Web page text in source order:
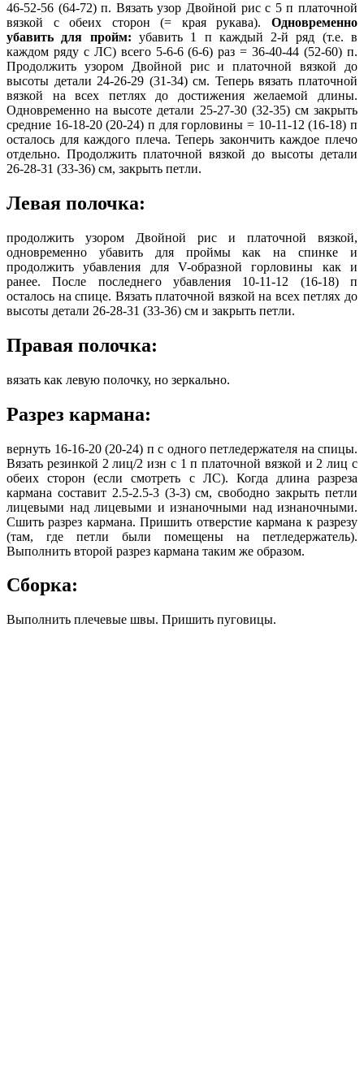
46-52-56 (64-72) п. Вязать узор Двойной рис с 5 п платочной
вязкой с обеих сторон (= края рукава). Одновременно
убавить для пройм: убавить 1 п каждый 2-й ряд (т.е. в
каждом ряду с ЛС) всего 5-6-6 (6-6) раз = 36-40-44 (52-60) п.
Продолжить узором Двойной рис и платочной вязкой до
высоты детали 24-26-29 (31-34) см. Теперь вязать платочной
вязкой на всех петлях до достижения желаемой длины.
Одновременно на высоте детали 25-27-30 (32-35) см закрыть
средние 16-18-20 (20-24) п для горловины = 10-11-12 (16-18) п
осталось для каждого плеча. Теперь закончить каждое плечо
отдельно. Продолжить платочной вязкой до высоты детали
26-28-31 (33-36) см, закрыть петли.
Левая полочка:
продолжить узором Двойной рис и платочной вязкой,
одновременно убавить для проймы как на спинке и
продолжить убавления для V-образной горловины как и
ранее. После последнего убавления 10-11-12 (16-18) п
осталось на спице. Вязать платочной вязкой на всех петлях до
высоты детали 26-28-31 (33-36) см и закрыть петли.
Правая полочка:
вязать как левую полочку, но зеркально.
Разрез кармана:
вернуть 16-16-20 (20-24) п с одного петледержателя на спицы.
Вязать резинкой 2 лиц/2 изн с 1 п платочной вязкой и 2 лиц с
обеих сторон (если смотреть с ЛС). Когда длина разреза
кармана составит 2.5-2.5-3 (3-3) см, свободно закрыть петли
лицевыми над лицевыми и изнаночными над изнаночными.
Сшить разрез кармана. Пришить отверстие кармана к разрезу
(там, где петли были помещены на петледержатель).
Выполнить второй разрез кармана таким же образом.
Сборка:
Выполнить плечевые швы. Пришить пу­говицы.